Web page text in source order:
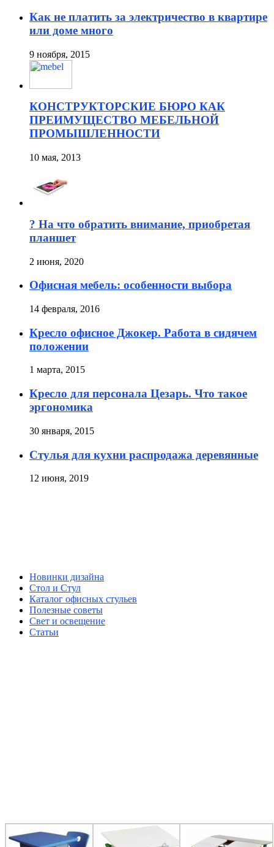
Как не платить за электричество в квартире
или доме много
9 ноября, 2015
КОНСТРУКТОРСКИЕ БЮРО КАК
ПРЕИМУЩЕСТВО МЕБЕЛЬНОЙ
ПРОМЫШЛЕННОСТИ
10 мая, 2013
? На что обратить внимание, приобретая
планшет
2 июня, 2020
Офисная мебель: особенности выбора
14 февраля, 2016
Кресло офисное Джокер. Работа в сидячем
положении
1 марта, 2015
Кресло для персонала Цезарь. Что такое
эргономика
30 января, 2015
Стулья для кухни распродажа деревянные
12 июня, 2019
Новинки дизайна
Стол и Стул
Каталог офисных стульев
Полезные советы
Свет и освещение
Статьи